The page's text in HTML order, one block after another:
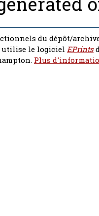
du dépôt/
utilise le logiciel EPrints
Plus